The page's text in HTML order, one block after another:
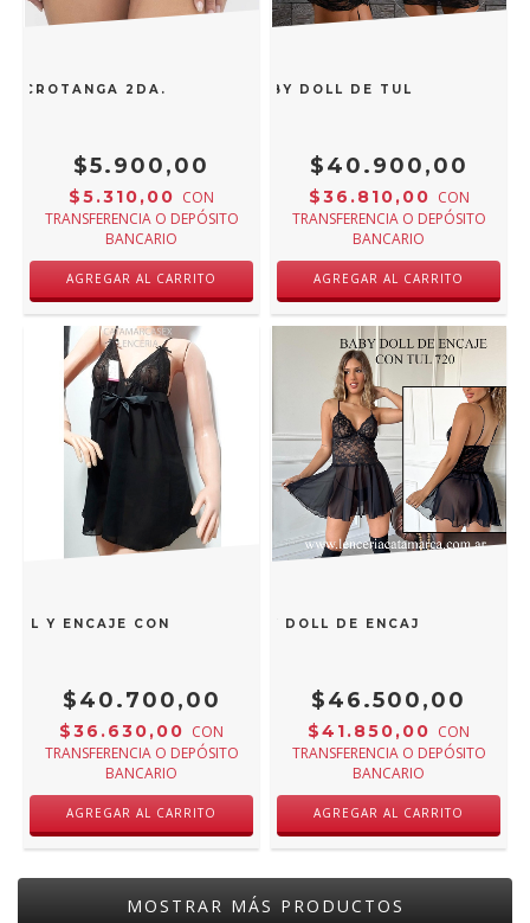
2DA. PIEL 6196B
$5.900,00
$5.310,00 CON
TRANSFERENCIA O DEPÓSITO
BANCARIO
AGREGAR AL CARRITO
MORDISCO BABY DOLL DE TUL Y ENCAJE
$40.900,00
$36.810,00 CON
TRANSFERENCIA O DEPÓSITO
BANCARIO
AGREGAR AL CARRITO
Y ENCAJE CON CINTA DE RASO NEGRO 775N
$40.700,00
$36.630,00 CON
TRANSFERENCIA O DEPÓSITO
BANCARIO
AGREGAR AL CARRITO
MORDISCO BABY DOLL DE ENCAJE CON TUL
$46.500,00
$41.850,00 CON
TRANSFERENCIA O DEPÓSITO
BANCARIO
AGREGAR AL CARRITO
MOSTRAR MÁS PRODUCTOS